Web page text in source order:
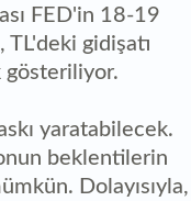
FED'in 18-19
TL'deki gidişatı
yaratabilecek.
beklentilerin
Dolayısıyla,